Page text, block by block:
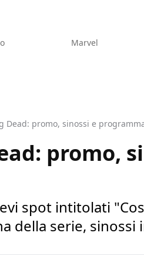
Marvel
Dead: promo, sinossi e
promo,
spot intitolati
della serie, sinossi